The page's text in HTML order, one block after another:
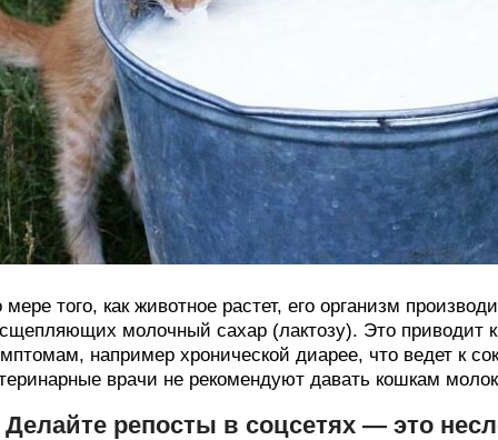
мере того, как животное растет, его организм
молочный сахар (лактозу). Это приводит
например хронической диарее, что ведет к
врачи не рекомендуют давать кошкам
Делайте репосты в соцсетях — это